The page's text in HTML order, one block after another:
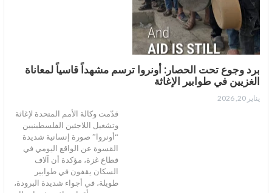
برد وجوع تحت الحصار: أونروا ترسم مشهداً قاسياً لمعاناة
الغزيين في طوابير الإغاثة
يناير 20, 2026
قدّمت وكالة الأمم المتحدة لإغاثة
وتشغيل اللاجئين الفلسطينيين
“أونروا” صورة إنسانية شديدة
القسوة عن الواقع اليومي في
قطاع غزة، مؤكدة أن آلاف
السكان يقفون في طوابير
طويلة، في أجواء شديدة البرودة،